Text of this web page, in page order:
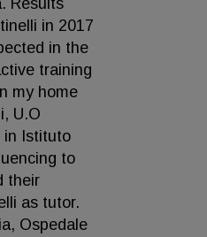
Results
in 2017
in the
training
my home
U.O
in Istituto
to
their
as tutor.
Ospedale